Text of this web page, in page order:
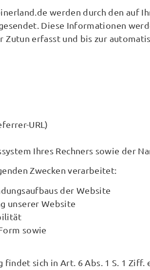
werden durch den auf
Diese Informationen
erfasst und bis zur
URL)
Ihres Rechners sowie der
Zwecken verarbeitet:
der Website
unserer Website
sowie
sich in Art. 6 Abs. 1 S. 1